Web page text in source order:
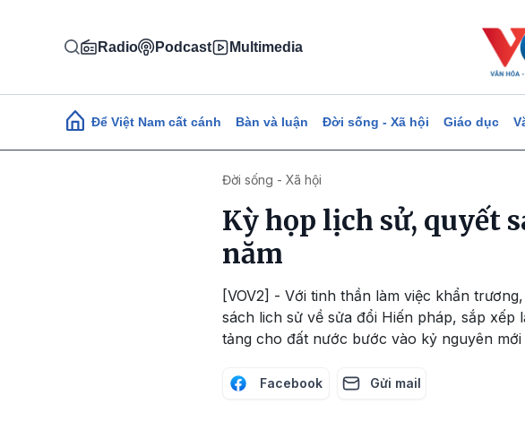
Radio Podcast Multimedia
Main navigation
Để Việt Nam cất cánh Bàn và luận Đời sống - Xã hội Giáo dục
Đời sống - Xã hội
Kỳ họp lịch sử, quyết
năm
[VOV2] - Với tinh thần làm việc khẩn
sách lich sử về sửa đổi Hiến pháp, sắp
tảng cho đất nước bước vào kỷ nguyên mới
Facebook Gửi mail